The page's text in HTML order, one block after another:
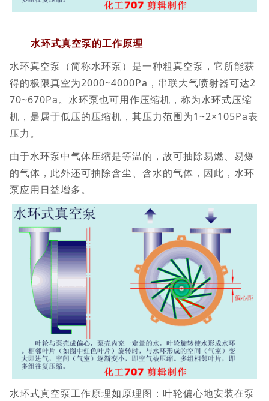
水环式真空泵的工作原理
水环真空泵（简称水环泵）是一种粗真空泵，它所能获
得的极限真空为2000~4000Pa，串联大气喷射器可达2
70~670Pa。水环泵也可用作压缩机，称为水环式压缩
机，是属于低压的压缩机，其压力范围为1~2×105Pa表
压力。
由于水环泵中气体压缩是等温的，故可抽除易燃、易爆
的气体，此外还可抽除含尘、含水的气体，因此，水环
泵应用日益增多。
水环式真空泵工作原理如原理图：叶轮偏心地安装在泵